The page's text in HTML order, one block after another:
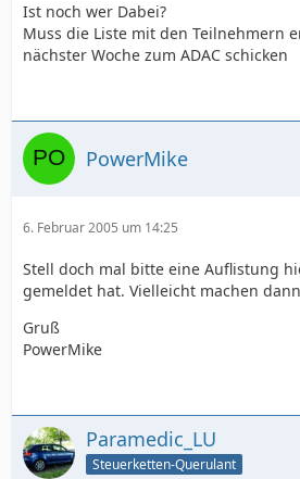
Ist noch wer Dabei?
Muss die Liste mit den Teilnehmern
nächster Woche zum ADAC schicken
PowerMike
6. Februar 2005 um 14:25
Stell doch mal bitte eine Auflistung
gemeldet hat. Vielleicht machen
Gruß
PowerMike
Paramedic_LU
Steuerketten-Querulant